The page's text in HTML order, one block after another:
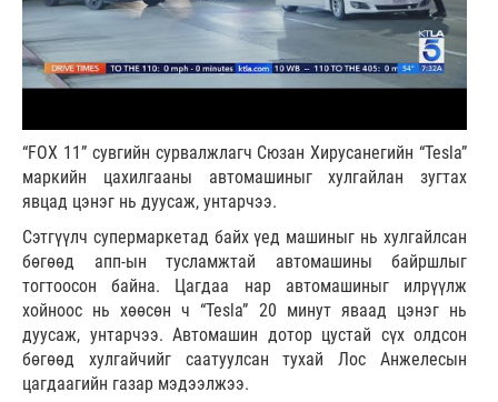
“FOX 11” сувгийн сурвалжлагч Сюзан Хирусанегийн “Tesla”
маркийн цахилгааны автомашиныг хулгайлан зугтах
явцад цэнэг нь дуусаж, унтарчээ.
Сэтгүүлч супермаркетад байх үед машиныг нь хулгайлсан
бөгөөд апп-ын тусламжтай автомашины байршлыг
тогтоосон байна. Цагдаа нар автомашиныг илрүүлж
хойноос нь хөөсөн ч “Tesla” 20 минут яваад цэнэг нь
дуусаж, унтарчээ. Автомашин дотор цустай сүх олдсон
бөгөөд хулгайчийг саатуулсан тухай Лос Анжелесын
цагдаагийн газар мэдээлжээ.